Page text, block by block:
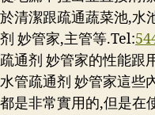
於清潔跟疏通蔬菜池,水
剂 妙管家,主管等.Tel:
疏通剂 妙管家的性能跟
水管疏通剂 妙管家這些
都是非常實用的,但是在